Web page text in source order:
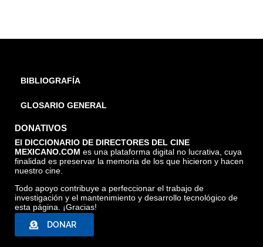
BIBLIOGRAFÍA
GLOSARIO GENERAL
DONATIVOS
El DICCIONARIO DE DIRECTORES DEL CINE
MEXICANO.COM es una plataforma digital no lucrativa, cuya
finalidad es preservar la memoria de los que hicieron y hacen
nuestro cine.
Todo apoyo contribuye a perfeccionar el trabajo de
investigación y el mantenimiento y desarrollo tecnológico de
esta página. ¡Gracias!
DONAR